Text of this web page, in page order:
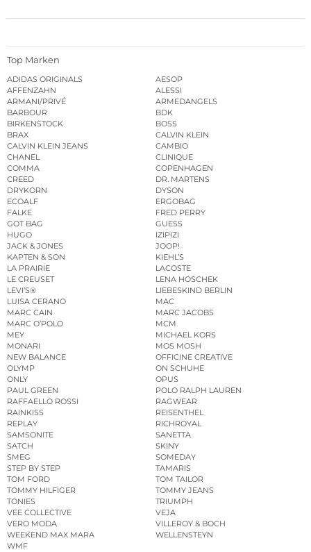
Top Marken
ADIDAS ORIGINALS
AESOP
AFFENZAHN
ALESSI
ARMANI/PRIVÉ
ARMEDANGELS
BARBOUR
BDK
BIRKENSTOCK
BOSS
BRAX
CALVIN KLEIN
CALVIN KLEIN JEANS
CAMBIO
CHANEL
CLINIQUE
COMMA
COPENHAGEN
CREED
DR. MARTENS
DRYKORN
DYSON
ECOALF
ERGOBAG
FALKE
FRED PERRY
GOT BAG
GUESS
HUGO
IZIPIZI
JACK & JONES
JOOP!
KAPTEN & SON
KIEHL’S
LA PRAIRIE
LACOSTE
LE CREUSET
LENA HOSCHEK
LEVI’S®
LIEBESKIND BERLIN
LUISA CERANO
MAC
MARC CAIN
MARC JACOBS
MARC O’POLO
MCM
MEY
MICHAEL KORS
MONARI
MOS MOSH
NEW BALANCE
OFFICINE CREATIVE
OLYMP
ON SCHUHE
ONLY
OPUS
PAUL GREEN
POLO RALPH LAUREN
RAFFAELLO ROSSI
RAGWEAR
RAINKISS
REISENTHEL
REPLAY
RICHROYAL
SAMSONITE
SANETTA
SATCH
SKINY
SMEG
SOMEDAY
STEP BY STEP
TAMARIS
TOM FORD
TOM TAILOR
TOMMY HILFIGER
TOMMY JEANS
TONIES
TRIUMPH
VEE COLLECTIVE
VEJA
VERO MODA
VILLEROY & BOCH
WEEKEND MAX MARA
WELLENSTEYN
WMF